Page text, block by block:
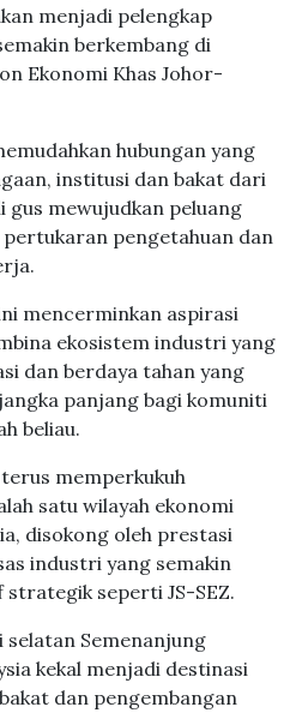
menjadi pelengkap
berkembang di
Ekonomi Khas Johor-
hubungan yang
institusi dan bakat dari
gus mewujudkan peluang
pengetahuan dan
mencerminkan aspirasi
ekosistem industri yang
dan berdaya tahan yang
panjang bagi komuniti
beliau.
memperkukuh
satu wilayah ekonomi
disokong oleh prestasi
industri yang semakin
seperti JS-SEZ.
selatan Semenanjung
kekal menjadi destinasi
dan pengembangan